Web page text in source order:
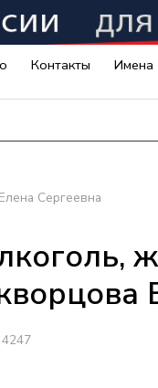
Контакты Имена
Сергеевна
4247